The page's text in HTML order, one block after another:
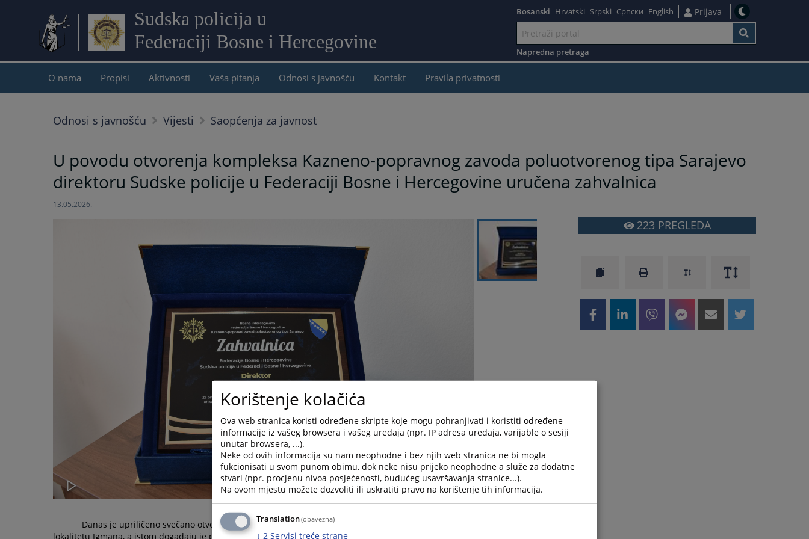
Sudska policija u
Federaciji Bosne i Hercegovine
sadržaj
Bosanski Hrvatski Srpski Српски English Prijava
Napredna pretraga
O nama Propisi Aktivnosti Vaša pitanja Odnosi s javnošću Kontakt Pravila privatnosti
Odnosi s javnošću Vijesti Saopćenja za javnost
U povodu otvorenja kompleksa Kazneno-popravnog zavoda poluotvorenog tipa Sarajevo
direktoru Sudske policije u Federaciji Bosne i Hercegovine uručena zahvalnica
13.05.2026.
Danas je upriličeno svečano otvorenje kompleksa Kazneno-popravnog zavoda poluotvorenog tipa Sarajevo na
lokalitetu Igmana, a istom događaju je pored mnogobrojih zvanica prisustvovao i Dženad Grošo, direktor Sudske policije
223 PREGLEDA
Korištenje kolačića
Ova web stranica koristi određene skripte koje mogu pohranjivati i koristiti određene
informacije iz vašeg browsera i vašeg uređaja (npr. IP adresa uređaja, varijable o sesiji
unutar browsera, ...).
Neke od ovih informacija su nam neophodne i bez njih web stranica ne bi mogla
fukcionisati u svom punom obimu, dok neke nisu prijeko neophodne a služe za dodatne
stvari (npr. procjenu nivoa posjećenosti, budućeg usavršavanja stranice...).
Na ovom mjestu možete dozvoliti ili uskratiti pravo na korištenje tih informacija.
Translation(obavezna)
↓ 2 Servisi treće strane